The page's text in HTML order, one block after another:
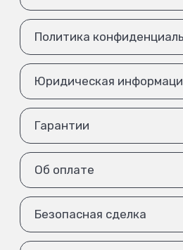
Политика
Юридическая
Гарантии
Об оплате
Безопасная сделка